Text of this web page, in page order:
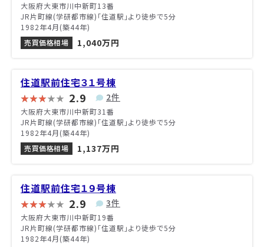
大阪府大東市川中新町13番
JR片町線(学研都市線)「住道駅」より徒歩で5分
1982年4月(築44年)
売買価格相場
1,040万円
住道駅前住宅３１号棟
2.9 2件
大阪府大東市川中新町31番
JR片町線(学研都市線)「住道駅」より徒歩で5分
1982年4月(築44年)
売買価格相場
1,137万円
住道駅前住宅１９号棟
2.9 3件
大阪府大東市川中新町19番
JR片町線(学研都市線)「住道駅」より徒歩で5分
1982年4月(築44年)